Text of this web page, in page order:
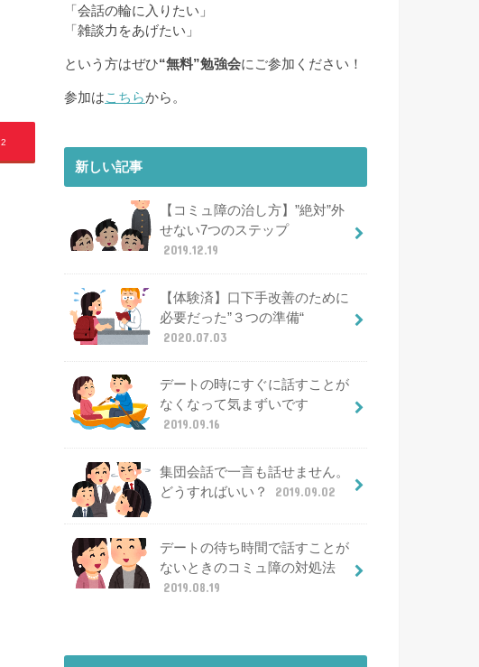
2
「会話の輪に入りたい」
「雑談力をあげたい」
という方はぜひ“無料”勉強会にご参加ください！
参加はこちらから。
新しい記事
【コミュ障の治し方】”絶対”外
せない7つのステップ
2019.12.19
【体験済】口下手改善のために
必要だった”３つの準備“
2020.07.03
デートの時にすぐに話すことが
なくなって気まずいです
2019.09.16
集団会話で一言も話せません。
どうすればいい？
2019.09.02
デートの待ち時間で話すことが
ないときのコミュ障の対処法
2019.08.19